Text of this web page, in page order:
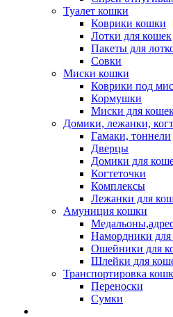
Туалет кошки
Коврики кошки
Лотки для кошек
Пакеты для
Совки
Миски кошки
Коврики под
Кормушки
Миски для
Домики, лежанки,
Гамаки, тоннели
Дверцы
Домики для
Когтеточки
Комплексы
Лежанки для
Амуниция кошки
Намордники для
Ошейники для
Шлейки для
Транспортировка
Переноски
Сумки